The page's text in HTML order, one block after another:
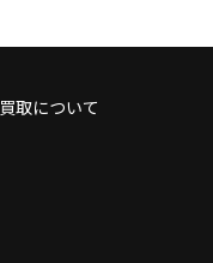
買取について